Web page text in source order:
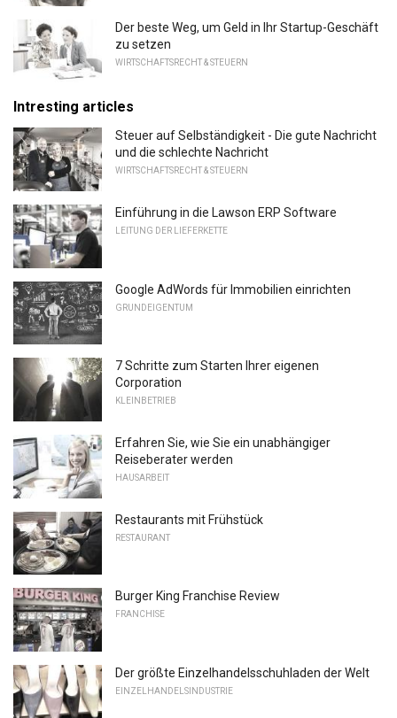
Der beste Weg, um Geld in Ihr Startup-Geschäft
zu setzen
WIRTSCHAFTSRECHT & STEUERN
Intresting articles
Steuer auf Selbständigkeit - Die gute Nachricht
und die schlechte Nachricht
WIRTSCHAFTSRECHT & STEUERN
Einführung in die Lawson ERP Software
LEITUNG DER LIEFERKETTE
Google AdWords für Immobilien einrichten
GRUNDEIGENTUM
7 Schritte zum Starten Ihrer eigenen
Corporation
KLEINBETRIEB
Erfahren Sie, wie Sie ein unabhängiger
Reiseberater werden
HAUSARBEIT
Restaurants mit Frühstück
RESTAURANT
Burger King Franchise Review
FRANCHISE
Der größte Einzelhandelsschuhladen der Welt
EINZELHANDELSINDUSTRIE